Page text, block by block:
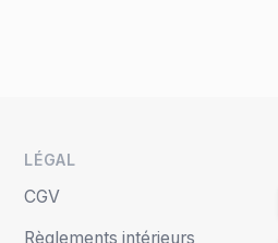
LÉGAL
CGV
Règlements intérieurs